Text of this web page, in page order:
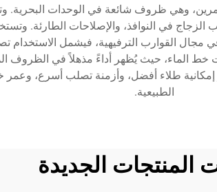
وهي ظروف شائعة في الوحدات
في النوافذ، والإصلاحات الطارئة.
القوارب الترفيهية، فيشمل الاستخدام
الماء، حيث يُظهر أداءً مذهلاً في الظروف
طلاء أفضل، وأزمنة تصلب أسرع،
الطبيعية.
المنتجات الجديدة